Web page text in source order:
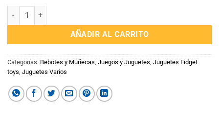
Caja de Muñecos Sorpresa Cry Baby cantidad
AÑADIR AL CARRITO
Categorías: Bebotes y Muñecas Juegos y Juguetes Juguetes Fidget
toys Juguetes Varios